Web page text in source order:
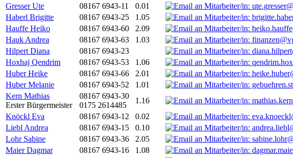
Gresser Ute
08167 6943-11 0.01
Haberl Brigitte
08167 6943-25 1.05
Hauffe Heiko
08167 6943-60 2.09
Hauk Andrea
08167 6943-63 1.03
Hilpert Diana
08167 6943-23
Hoxhaj Qendrim
08167 6943-53 1.06
Huber Heike
08167 6943-66 2.01
Huber Melanie
08167 6943-52 1.01
Kern Mathias
Erster Bürgermeister
08167 6943-30
0175 2614485
1.16
Knöckl Eva
08167 6943-12 0.02
Liebl Andrea
08167 6943-15 0.10
Lohr Sabine
08167 6943-36 2.05
Maier Dagmar
08167 6943-16 1.08